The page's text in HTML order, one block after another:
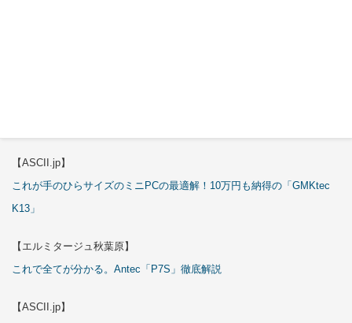
【ASCII.jp】
これが手のひらサイズのミニPCの最適解！10万円も納得の「GMKtec
K13」
【エルミタージュ秋葉原】
これで全てが分かる。Antec「P7S」徹底解説
【ASCII.jp】